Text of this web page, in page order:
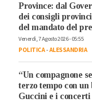
Province: dal
dei consigli
del mandato del
Venerdì, 7 Agosto 2026 - 05:55
POLITICA-ALESSANDRIA
“Un compagnone
terzo tempo con
Guccini e i